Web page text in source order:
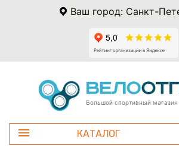
Ваш город: Санкт-
Большой спортивный магазин
КАТАЛОГ